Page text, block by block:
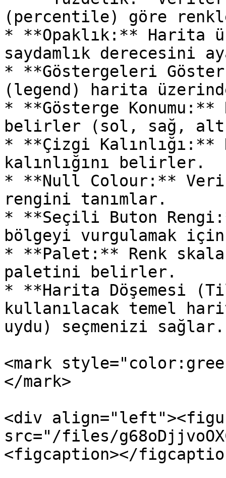
(percentile) göre
* **Opaklık:** Harita
saydamlık derecesini
* **Göstergeleri
(legend) harita
* **Gösterge Konumu:**
belirler (sol, sağ,
* **Çizgi
kalınlığını belirler.
* **Null Colour:** Veri
rengini tanımlar.
* **Seçili Buton
bölgeyi vurgulamak
* **Palet:** Renk
paletini belirler.
* **Harita Döşemesi
kullanılacak temel
uydu) seçmenizi sağlar.
<mark
</mark>
<div
src="/files/
<figcaption></